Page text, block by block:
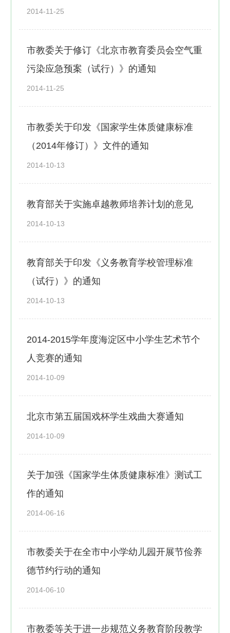
2014-11-25
市教委关于修订《北京市教育委员会空气重
污染应急预案（试行）》的通知
2014-11-25
市教委关于印发《国家学生体质健康标准
（2014年修订）》文件的通知
2014-10-13
教育部关于实施卓越教师培养计划的意见
2014-10-13
教育部关于印发《义务教育学校管理标准
（试行）》的通知
2014-10-13
2014-2015学年度海淀区中小学生艺术节个
人竞赛的通知
2014-10-09
北京市第五届国戏杯学生戏曲大赛通知
2014-10-09
关于加强《国家学生体质健康标准》测试工
作的通知
2014-06-16
市教委关于在全市中小学幼儿园开展节俭养
德节约行动的通知
2014-06-10
市教委等关于进一步规范义务教育阶段教学